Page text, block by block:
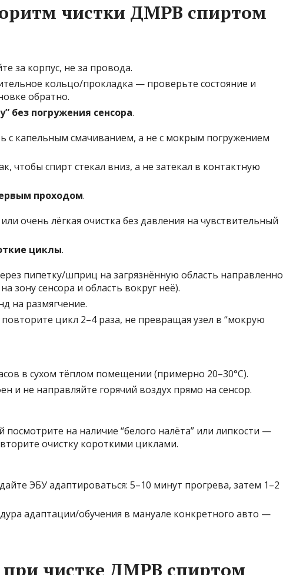
чистки ДМРВ спиртом
за корпус, не за провода.
кольцо/прокладка — проверьте состояние и
обратно.
без погружения сенсора.
с капельным смачиванием, а не с мокрым погружением
чтобы спирт стекал вниз, а не затекал в контактную
проходом.
очень лёгкая очистка без давления на чувствительный
циклы.
пипетку/шприц на загрязнённую область направленно
зону сенсора и область вокруг неё).
на размягчение.
цикл 2–4 раза, не превращая узел в “мокрую
в сухом тёплом помещении (примерно 20–30°C).
и не направляйте горячий воздух прямо на сенсор.
посмотрите на наличие “белого налёта” или липкости —
очистку короткими циклами.
ЭБУ адаптироваться: 5–10 минут прогрева, затем 1–2
адаптации/обучения в мануале конкретного авто —
чистке ДМРВ спиртом